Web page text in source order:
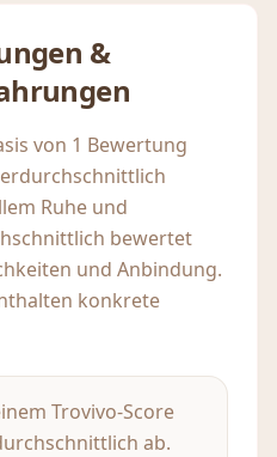
&
von 1 Bewertung
Ruhe und
bewertet
und Anbindung.
konkrete
Trovivo-Score
ab.